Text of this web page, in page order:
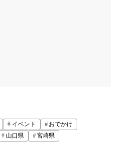
イベント
おでかけ
山口県 宮崎県